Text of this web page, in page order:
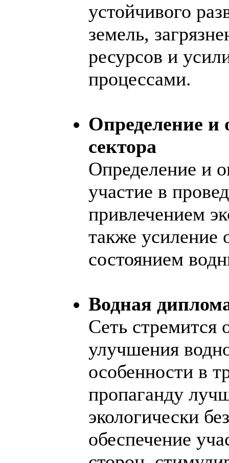
устойчивого
земель,
ресурсов и
процессами.
Определение и
сектора
Определение и
участие в
привлечением
также усиление
состоянием
Водная
Сеть стремится
улучшения
особенности в
пропаганду
экологически
обеспечение